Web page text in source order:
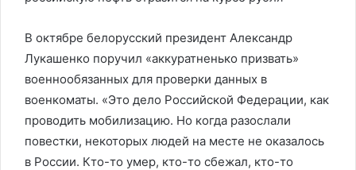
В октябре белорусский президент Александр
Лукашенко поручил «аккуратненько призвать»
военнообязанных для проверки данных в
военкоматы. «Это дело Российской Федерации, как
проводить мобилизацию. Но когда разослали
повестки, некоторых людей на месте не оказалось
в России. Кто-то умер, кто-то сбежал, кто-то